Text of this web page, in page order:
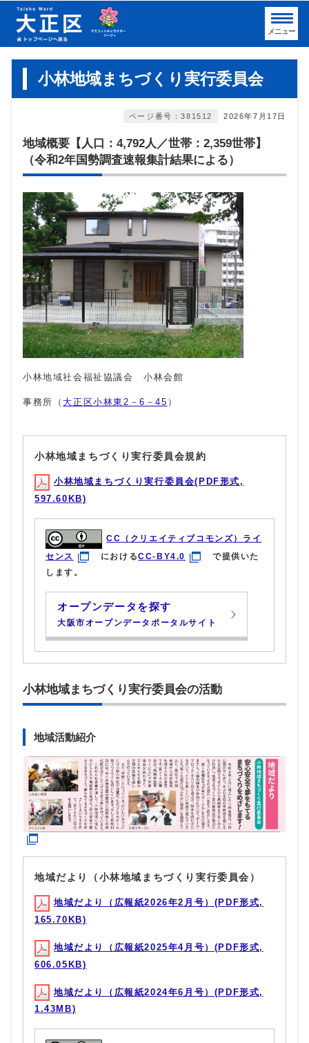
メニュー
小林地域まちづくり実行委員会
2026年7月17日
ページ番号：381512
地域概要【人口：4,792人／世帯：2,359世帯】
（令和2年国勢調査速報集計結果による）
小林地域社会福祉協議会 小林会館
事務所（ 大正区小林東2－6－45 ）
小林地域まちづくり実行委員会規約
小林地域まちづくり実行委員会(PDF形式,
597.60KB)
CC（クリエイティブコモンズ）ライ
センス
におけるCC-BY4.0
で提供いた
します。
オープンデータを探す
大阪市オープンデータポータルサイト
小林地域まちづくり実行委員会の活動
地域活動紹介
地域だより（小林地域まちづくり実行委員会）
地域だより（広報紙2026年2月号）(PDF形式,
165.70KB)
地域だより（広報紙2025年4月号）(PDF形式,
606.05KB)
地域だより（広報紙2024年6月号）(PDF形式,
1.43MB)